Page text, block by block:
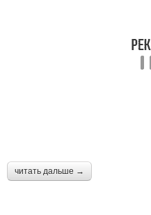
читать дальше →